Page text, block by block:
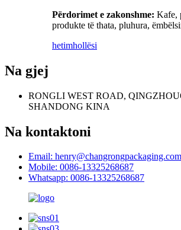
Përdorimet e zakonshme: Kafe,
produkte të thata, pluhura,
hetimhollësi
Na gjej
RONGLI WEST ROAD,
SHANDONG KINA
Na kontaktoni
Email: henry@changrongpackaging.com
Mobile: 0086-13325268687
Whatsapp: 0086-13325268687